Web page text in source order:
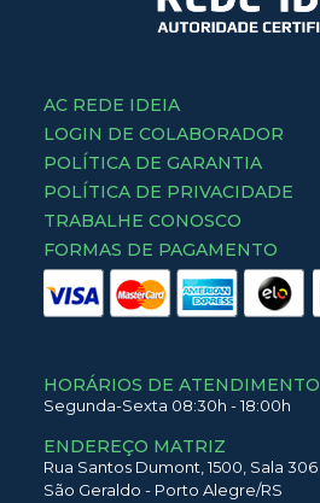
AC REDE IDEIA
LOGIN DE COLABORADOR
POLÍTICA DE GARANTIA
POLÍTICA DE PRIVACIDADE
TRABALHE CONOSCO
FORMAS DE PAGAMENTO
HORÁRIOS DE ATENDIMENTO
Segunda-Sexta 08:30h - 18:00h
ENDEREÇO MATRIZ
Rua Santos Dumont,1500, Sala 306
São Geraldo - Porto Alegre/RS